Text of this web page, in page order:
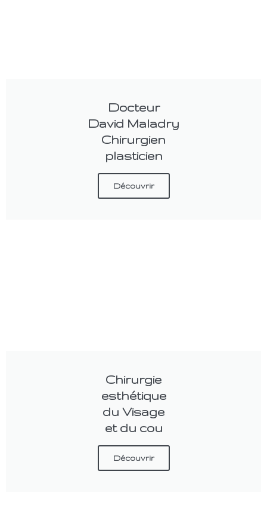
Docteur
David Maladry
Chirurgien
plasticien
Découvrir
Chirurgie
esthétique
du Visage
et du cou
Découvrir